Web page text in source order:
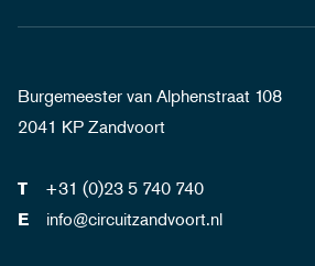
Burgemeester van Alphenstraat 108
2041 KP Zandvoort
T +31 (0)23 5 740 740
E info@circuitzandvoort.nl